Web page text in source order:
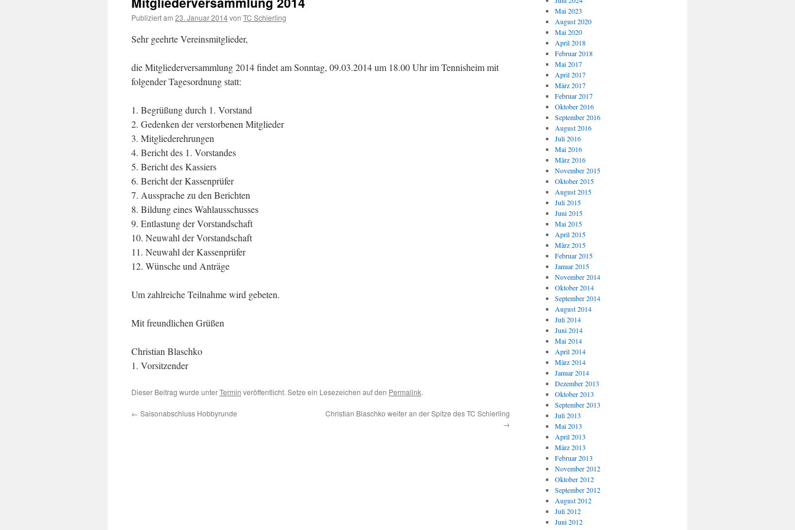
Publiziert am 23. Januar 2014von TC Schierling
Sehr geehrte Vereinsmitglieder,
die Mitgliederversammlung 2014 findet am Sonntag, 09.03.2014 um 18.00 Uhr im Tennisheim mit
folgender Tagesordnung statt:
1. Begrüßung durch 1. Vorstand
2. Gedenken der verstorbenen Mitglieder
3. Mitgliederehrungen
4. Bericht des 1. Vorstandes
5. Bericht des Kassiers
6. Bericht der Kassenprüfer
7. Aussprache zu den Berichten
8. Bildung eines Wahlausschusses
9. Entlastung der Vorstandschaft
10. Neuwahl der Vorstandschaft
11. Neuwahl der Kassenprüfer
12. Wünsche und Anträge
Um zahlreiche Teilnahme wird gebeten.
Mit freundlichen Grüßen
Christian Blaschko
1. Vorsitzender
Dieser Beitrag wurde unterTermin veröffentlicht. Setze ein Lesezeichen auf den Permalink.
← Saisonabschluss Hobbyrunde
Christian Blaschko weiter an der Spitze des TC Schierling
→
Mai 2023
August 2020
Mai 2020
April 2018
Februar 2018
Mai 2017
April 2017
März 2017
Februar 2017
Oktober 2016
September 2016
August 2016
Juli 2016
Mai 2016
März 2016
November 2015
Oktober 2015
August 2015
Juli 2015
Juni 2015
Mai 2015
April 2015
März 2015
Februar 2015
Januar 2015
November 2014
Oktober 2014
September 2014
August 2014
Juli 2014
Juni 2014
Mai 2014
April 2014
März 2014
Januar 2014
Dezember 2013
Oktober 2013
September 2013
Juli 2013
Mai 2013
April 2013
März 2013
Februar 2013
November 2012
Oktober 2012
September 2012
August 2012
Juli 2012
Juni 2012